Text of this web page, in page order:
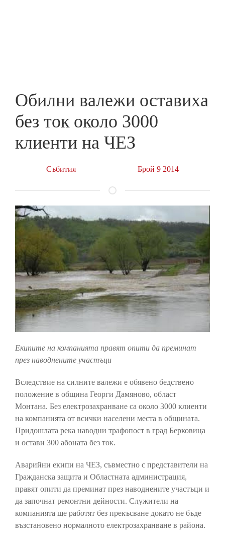
Обилни валежи оставиха
без ток около 3000
клиенти на ЧЕЗ
Събития Брой 9 2014
Екипите на компанията правят опити да преминат
през наводнените участъци
Вследствие на силните валежи е обявено бедствено
положение в община Георги Дамяново, област
Монтана. Без електрозахранване са около 3000 клиенти
на компанията от всички населени места в общината.
Придошлата река наводни трафопост в град Берковица
и остави 300 абоната без ток.
Аварийни екипи на ЧЕЗ, съвместно с представители на
Гражданска защита и Областната администрация,
правят опити да преминат през наводнените участъци и
да започнат ремонтни дейности. Служители на
компанията ще работят без прекъсване докато не бъде
възстановено нормалното електрозахранване в района.